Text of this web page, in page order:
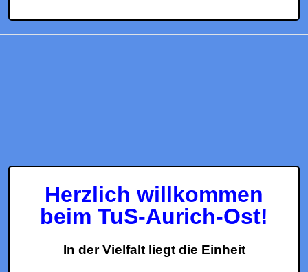
Herzlich willkommen
beim TuS-Aurich-Ost!
In der Vielfalt liegt die Einheit